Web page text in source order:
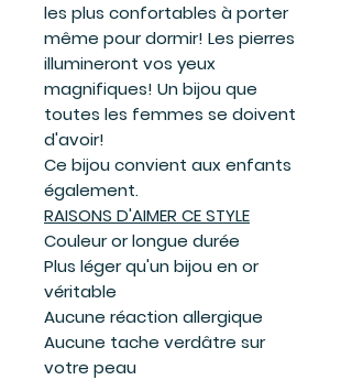
les plus confortables à porter
même pour dormir! Les pierres
illumineront vos yeux
magnifiques! Un bijou que
toutes les femmes se doivent
d'avoir!
Ce bijou convient aux enfants
également.
RAISONS D'AIMER CE STYLE
Couleur or longue durée
Plus léger qu'un bijou en or
véritable
Aucune réaction allergique
Aucune tache verdâtre sur
votre peau